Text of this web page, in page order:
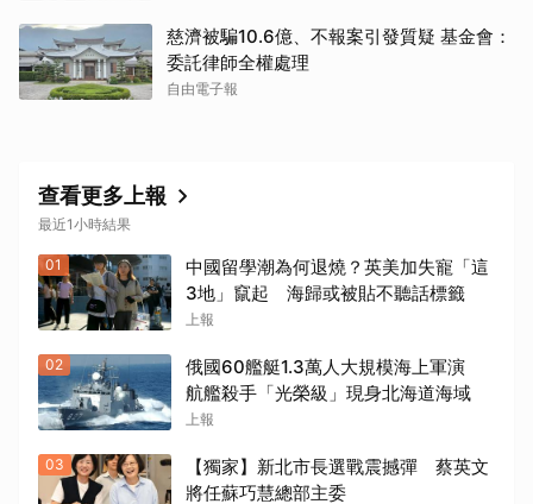
慈濟被騙10.6億、不報案引發質疑 基金會：
委託律師全權處理
自由電子報
查看更多上報
最近1小時結果
01
中國留學潮為何退燒？英美加失寵「這
3地」竄起 海歸或被貼不聽話標籤
上報
02
俄國60艦艇1.3萬人大規模海上軍演
航艦殺手「光榮級」現身北海道海域
上報
03
【獨家】新北市長選戰震撼彈 蔡英文
將任蘇巧慧總部主委